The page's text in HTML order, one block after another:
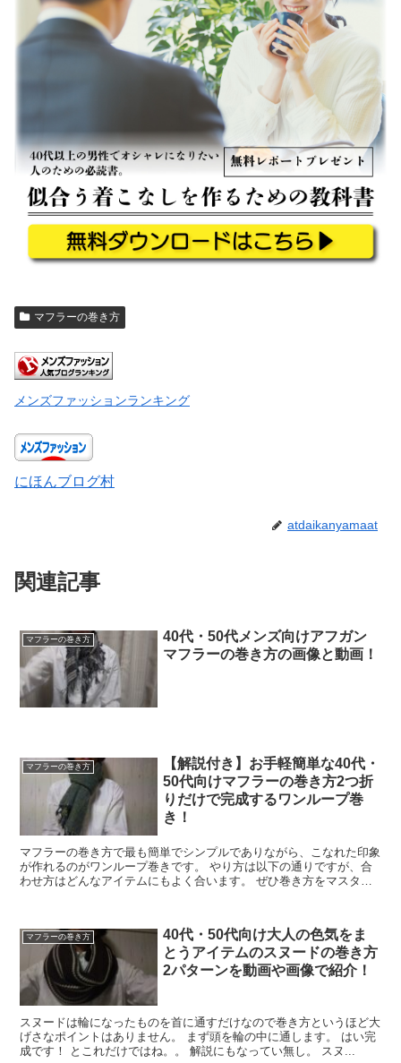
マフラーの巻き方
メンズファッションランキング
にほんブログ村
atdaikanyamaat
関連記事
マフラーの巻き方
40代・50代メンズ向けアフガン
マフラーの巻き方の画像と動画！
マフラーの巻き方
【解説付き】お手軽簡単な40代・
50代向けマフラーの巻き方2つ折
りだけで完成するワンループ巻
き！
マフラーの巻き方で最も簡単でシンプルでありながら、こなれた印象
が作れるのがワンループ巻きです。 やり方は以下の通りですが、合
わせ方はどんなアイテムにもよく合います。 ぜひ巻き方をマスター
マフラーの巻き方
40代・50代向け大人の色気をま
とうアイテムのスヌードの巻き方
2パターンを動画や画像で紹介！
スヌードは輪になったものを首に通すだけなので巻き方というほど大
げさなポイントはありません。 まず頭を輪の中に通します。 はい完
成です！ とこれだけではね。。 解説にもなってい無し。 スヌ...